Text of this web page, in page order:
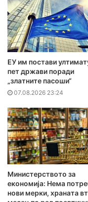
ЕУ им постави
пет држави поради
„златните пасоши“
07.08.2026 23:24
Министерството за
економија: Нема
нови мерки, храната